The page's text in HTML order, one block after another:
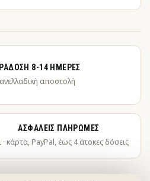
8-14 ΗΜΈΡΕΣ
αποστολή
ΑΣΦΑΛΕΊΣ ΠΛΗΡΩΜΈΣ
· κάρτα, PayPal, έως 4 άτοκες δόσεις